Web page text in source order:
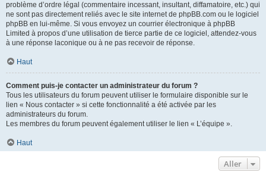
problème d’ordre légal (commentaire incessant, insultant, diffamatoire, etc.) qui
ne sont pas directement reliés avec le site internet de phpBB.com ou le logiciel
phpBB en lui-même. Si vous envoyez un courrier électronique à phpBB
Limited à propos d’une utilisation de tierce partie de ce logiciel, attendez-vous
à une réponse laconique ou à ne pas recevoir de réponse.
Haut
Comment puis-je contacter un administrateur du forum ?
Tous les utilisateurs du forum peuvent utiliser le formulaire disponible sur le
lien « Nous contacter » si cette fonctionnalité a été activée par les
administrateurs du forum.
Les membres du forum peuvent également utiliser le lien « L’équipe ».
Haut
Aller